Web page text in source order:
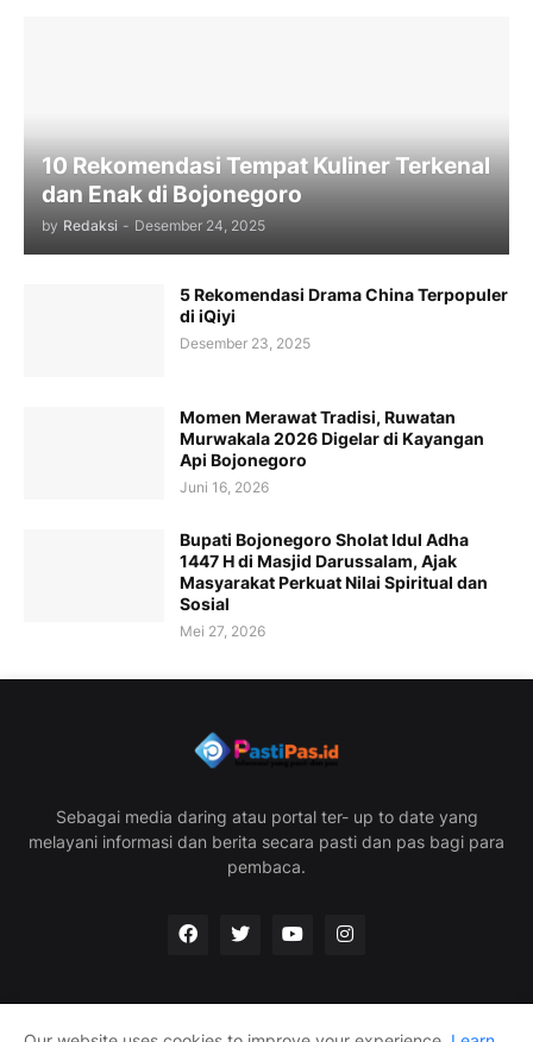
10 Rekomendasi Tempat Kuliner Terkenal
dan Enak di Bojonegoro
by Redaksi - Desember 24, 2025
5 Rekomendasi Drama China Terpopuler
di iQiyi
Desember 23, 2025
Momen Merawat Tradisi, Ruwatan
Murwakala 2026 Digelar di Kayangan
Api Bojonegoro
Juni 16, 2026
Bupati Bojonegoro Sholat Idul Adha
1447 H di Masjid Darussalam, Ajak
Masyarakat Perkuat Nilai Spiritual dan
Sosial
Mei 27, 2026
Sebagai media daring atau portal ter- up to date yang
melayani informasi dan berita secara pasti dan pas bagi para
pembaca.